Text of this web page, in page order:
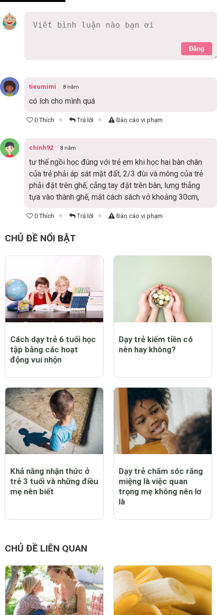
Đăng
tieumimi 8 năm
có ích cho mình quá
0 Thích Trả lời Báo cáo vi phạm
chinh92 8 năm
tư thế ngồi học đúng với trẻ em khi học hai bàn chân
của trẻ phải áp sát mặt đất, 2/3 đùi và mông của trẻ
phải đặt trên ghế, cẳng tay đặt trên bàn, lưng thẳng
tựa vào thành ghế, mắt cách sách vở khoảng 30cm,
0 Thích Trả lời Báo cáo vi phạm
CHỦ ĐỀ NỔI BẬT
Cách dạy trẻ 6 tuổi học
tập bằng các hoạt
động vui nhộn
Dạy trẻ kiếm tiền có
nên hay không?
Khả năng nhận thức ở
trẻ 3 tuổi và những điều
mẹ nên biết
Dạy trẻ chăm sóc răng
miệng là việc quan
trọng mẹ không nên lơ
là
CHỦ ĐỀ LIÊN QUAN